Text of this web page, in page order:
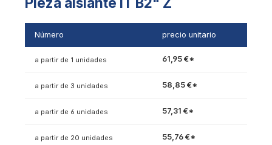
Número precio unitario
a partir de 1 unidades 61,95 €*
a partir de 3 unidades 58,85 €*
a partir de 6 unidades 57,31 €*
a partir de 20 unidades 55,76 €*